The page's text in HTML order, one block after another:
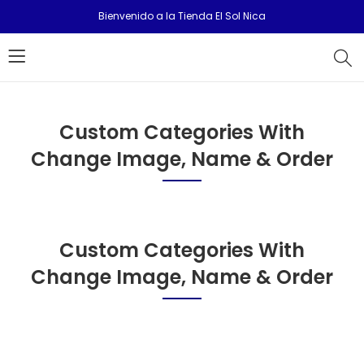
Bienvenido a la Tienda El Sol Nica
Custom Categories With
Change Image, Name & Order
Custom Categories With
Change Image, Name & Order